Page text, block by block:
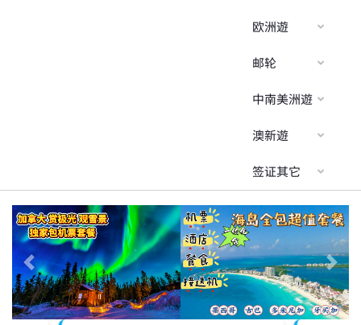
欧洲遊
邮轮
中南美洲遊
澳新遊
签证其它